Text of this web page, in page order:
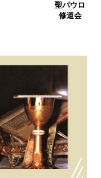
聖パウロ
修道会